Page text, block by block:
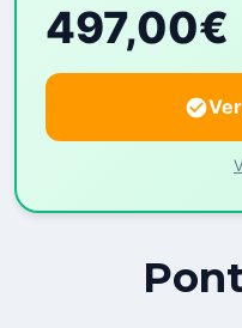
497,00€